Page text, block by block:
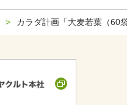
カラダ計画「大麦若葉（60